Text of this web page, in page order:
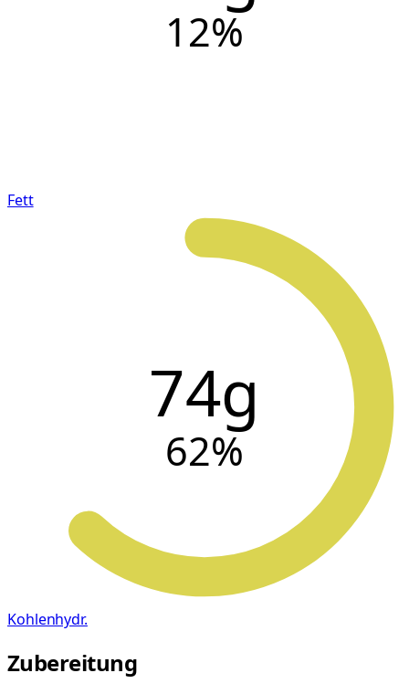
12%
Fett
74g
62%
Kohlenhydr.
Zubereitung